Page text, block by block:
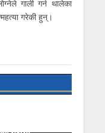
गाली गर्न थालेका
गरेकी हुन्।